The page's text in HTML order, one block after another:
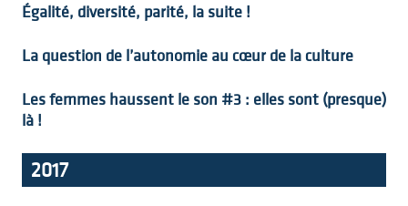
Égalité, diversité, parité, la suite !
La question de l’autonomie au cœur de la culture
Les femmes haussent le son #3 : elles sont (presque)
là !
2017